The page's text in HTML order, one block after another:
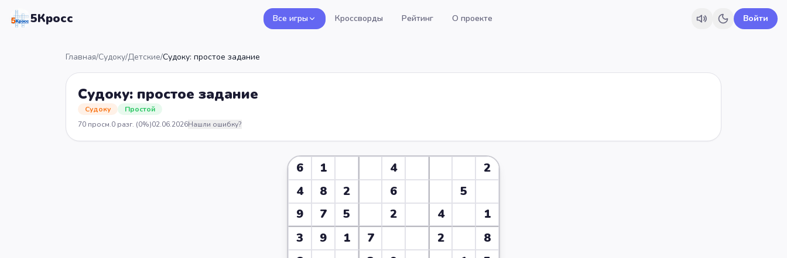
5Кросс Все игры Кроссворды Рейтинг О проекте Войти
Главная/Судоку/Детские/Судоку: простое задание
Судоку: простое задание
Судоку
Простой
70 просм.0 разг. (0%)02.06.2026Нашли ошибку?
6 1 4
2
4
8 2 6
5
9
7 5 2 4
1
3
9 1 7 2
8